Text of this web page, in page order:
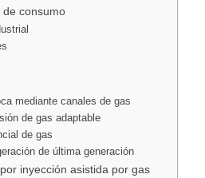
de consumo
mediante canales de gas
de gas adaptable
de gas
de última generación
inyección asistida por gas